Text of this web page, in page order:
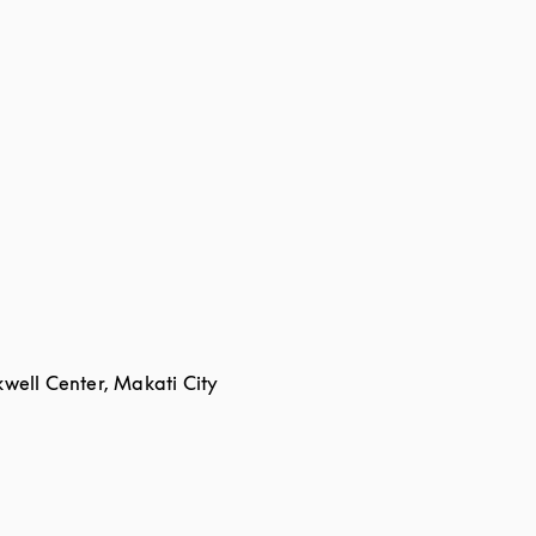
Center, Makati City